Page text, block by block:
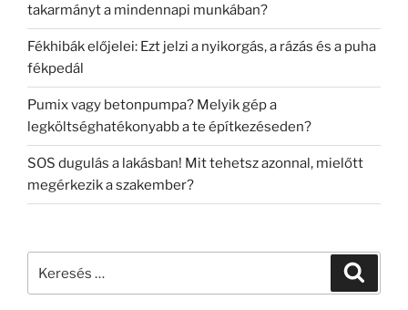
takarmányt a mindennapi munkában?
Fékhibák előjelei: Ezt jelzi a nyikorgás, a rázás és a puha
fékpedál
Pumix vagy betonpumpa? Melyik gép a
legköltséghatékonyabb a te építkezéseden?
SOS dugulás a lakásban! Mit tehetsz azonnal, mielőtt
megérkezik a szakember?